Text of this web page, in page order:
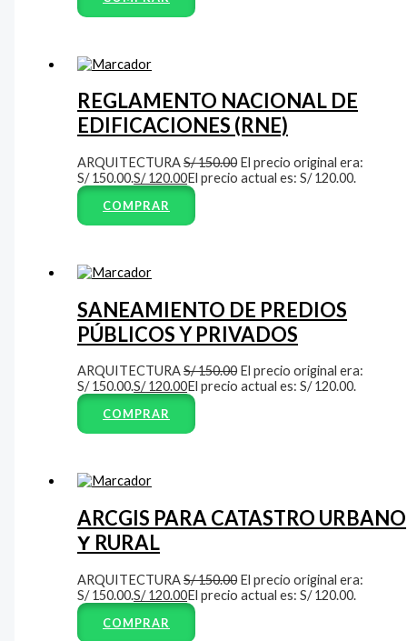
REGLAMENTO NACIONAL DE
EDIFICACIONES (RNE)
ARQUITECTURAS/150.00 El precio original era:
S/ 150.00.S/120.00El precio actual es: S/ 120.00.
COMPRAR
SANEAMIENTO DE PREDIOS
PÚBLICOS Y PRIVADOS
ARQUITECTURAS/150.00 El precio original era:
S/ 150.00.S/120.00El precio actual es: S/ 120.00.
COMPRAR
ARCGIS PARA CATASTRO URBANO
Υ RURAL
ARQUITECTURAS/150.00 El precio original era:
S/ 150.00.S/120.00El precio actual es: S/ 120.00.
COMPRAR